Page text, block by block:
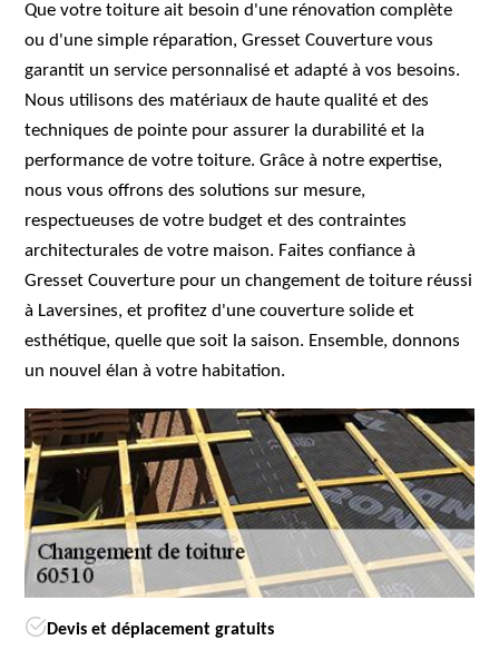
Que votre toiture ait besoin d'une rénovation complète
ou d'une simple réparation, Gresset Couverture vous
garantit un service personnalisé et adapté à vos besoins.
Nous utilisons des matériaux de haute qualité et des
techniques de pointe pour assurer la durabilité et la
performance de votre toiture. Grâce à notre expertise,
nous vous offrons des solutions sur mesure,
respectueuses de votre budget et des contraintes
architecturales de votre maison. Faites confiance à
Gresset Couverture pour un changement de toiture réussi
à Laversines, et profitez d'une couverture solide et
esthétique, quelle que soit la saison. Ensemble, donnons
un nouvel élan à votre habitation.
Devis et déplacement gratuits